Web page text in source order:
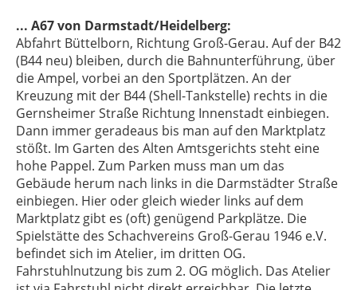
... A67 von Darmstadt/Heidelberg:
Abfahrt Büttelborn, Richtung Groß-Gerau. Auf der B42
(B44 neu) bleiben, durch die Bahnunterführung, über
die Ampel, vorbei an den Sportplätzen. An der
Kreuzung mit der B44 (Shell-Tankstelle) rechts in die
Gernsheimer Straße Richtung Innenstadt einbiegen.
Dann immer geradeaus bis man auf den Marktplatz
stößt. Im Garten des Alten Amtsgerichts steht eine
hohe Pappel. Zum Parken muss man um das
Gebäude herum nach links in die Darmstädter Straße
einbiegen. Hier oder gleich wieder links auf dem
Marktplatz gibt es (oft) genügend Parkplätze. Die
Spielstätte des Schachvereins Groß-Gerau 1946 e.V.
befindet sich im Atelier, im dritten OG.
Fahrstuhlnutzung bis zum 2. OG möglich. Das Atelier